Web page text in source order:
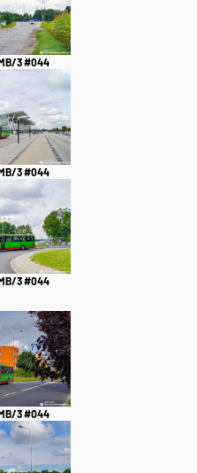
3 #044
3 #044
3 #044
3 #044